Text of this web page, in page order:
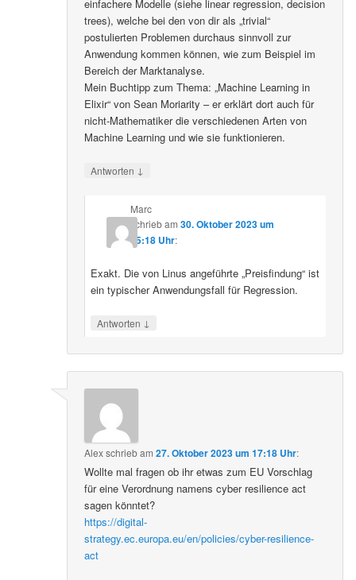
einfachere Modelle (siehe linear regression, decision
trees), welche bei den von dir als „trivial“
postulierten Problemen durchaus sinnvoll zur
Anwendung kommen können, wie zum Beispiel im
Bereich der Marktanalyse.
Mein Buchtipp zum Thema: „Machine Learning in
Elixir“ von Sean Moriarity – er erklärt dort auch für
nicht-Mathematiker die verschiedenen Arten von
Machine Learning und wie sie funktionieren.
Antworten ↓
Marc
schriebam 30. Oktober 2023 um
15:18 Uhr:
Exakt. Die von Linus angeführte „Preisfindung“ ist
ein typischer Anwendungsfall für Regression.
Antworten ↓
Alexschriebam27. Oktober 2023 um 17:18 Uhr:
Wollte mal fragen ob ihr etwas zum EU Vorschlag
für eine Verordnung namens cyber resilience act
sagen könntet?
https://digital-
strategy.ec.europa.eu/en/policies/cyber-resilience-
act